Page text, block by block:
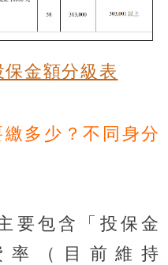
金額分級表
多少？不同身分
要包含「投保金
率（目前維持